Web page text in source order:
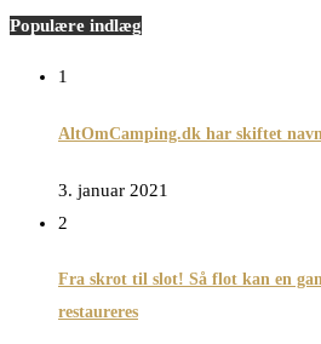
Populære indlæg
1
AltOmCamping.dk har skiftet
3. januar 2021
2
Fra skrot til slot! Så flot kan en
restaureres